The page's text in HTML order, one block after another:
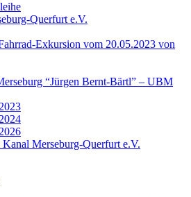
Querfurt e.V.
Exkursion vom 20.05.2023 von
“Jürgen Bernt-Bärtl” – UBM
Merseburg-Querfurt e.V.